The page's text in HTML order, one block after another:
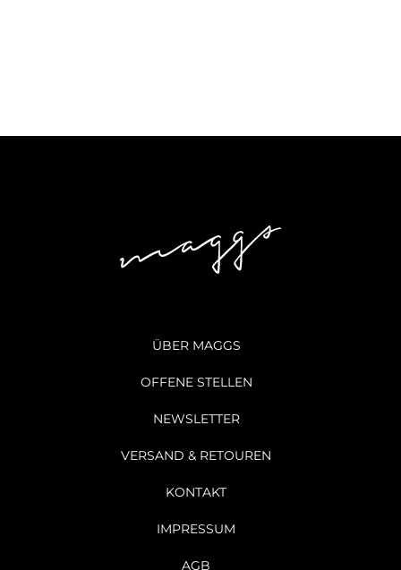
ÜBER MAGGS
OFFENE STELLEN
NEWSLETTER
VERSAND & RETOUREN
KONTAKT
IMPRESSUM
AGB